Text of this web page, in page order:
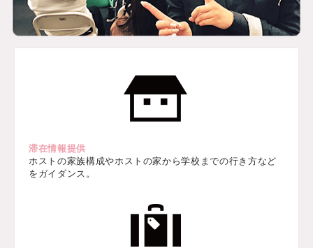
滞在情報提供
ホストの家族構成やホストの家から学校までの行き方など
をガイダンス。